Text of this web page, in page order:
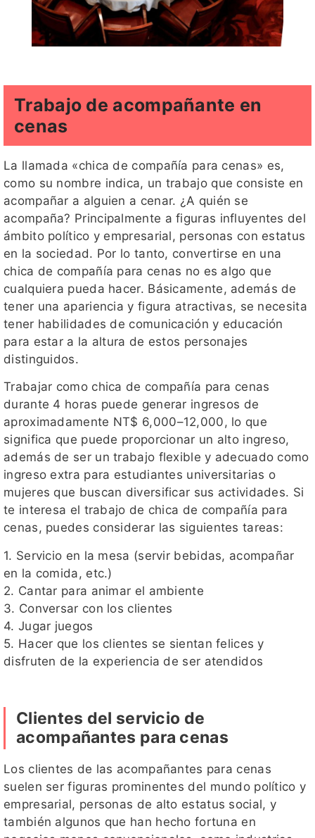
Trabajo de acompañante en
cenas
La llamada «chica de compañía para cenas» es,
como su nombre indica, un trabajo que consiste en
acompañar a alguien a cenar. ¿A quién se
acompaña? Principalmente a figuras influyentes del
ámbito político y empresarial, personas con estatus
en la sociedad. Por lo tanto, convertirse en una
chica de compañía para cenas no es algo que
cualquiera pueda hacer. Básicamente, además de
tener una apariencia y figura atractivas, se necesita
tener habilidades de comunicación y educación
para estar a la altura de estos personajes
distinguidos.
Trabajar como chica de compañía para cenas
durante 4 horas puede generar ingresos de
aproximadamente NT$ 6,000–12,000, lo que
significa que puede proporcionar un alto ingreso,
además de ser un trabajo flexible y adecuado como
ingreso extra para estudiantes universitarias o
mujeres que buscan diversificar sus actividades. Si
te interesa el trabajo de chica de compañía para
cenas, puedes considerar las siguientes tareas:
1. Servicio en la mesa (servir bebidas, acompañar
en la comida, etc.)
2. Cantar para animar el ambiente
3. Conversar con los clientes
4. Jugar juegos
5. Hacer que los clientes se sientan felices y
disfruten de la experiencia de ser atendidos
Clientes del servicio de
acompañantes para cenas
Los clientes de las acompañantes para cenas
suelen ser figuras prominentes del mundo político y
empresarial, personas de alto estatus social, y
también algunos que han hecho fortuna en